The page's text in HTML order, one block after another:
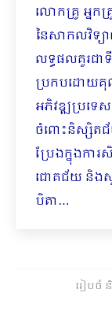
លោកគ្រូ អ្នកគ្
នៃសាកលវិទ្យ
លទ្ធផលគួរជា
ប្រកបដោយគុ
អភិវឌ្ឍប្រទេ
ចំពោះនិស្សិត
ប្រែងក្នុងកា
ជោគជ័យ និង
បិតា…
រៀបចំ